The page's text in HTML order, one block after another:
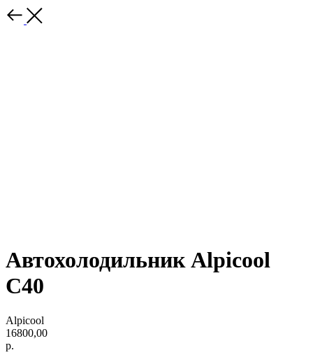
Автохолодильник Alpicool
C40
Alpicool
16800,00
р.